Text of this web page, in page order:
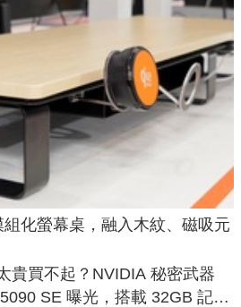
化螢幕桌，融入木紋、磁吸元
貴買不起？NVIDIA 秘密武器
SE 曝光，搭載 32GB 記憶